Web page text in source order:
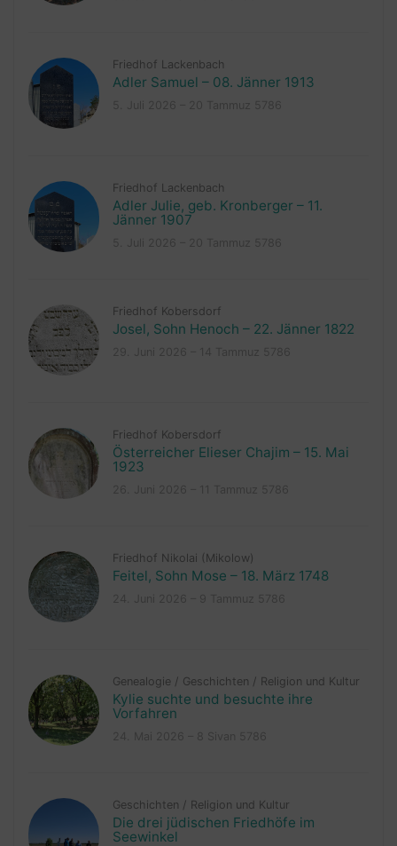
Friedhof Lackenbach
Adler Samuel – 08. Jänner 1913
Friedhof Lackenbach
Adler Julie, geb. Kronberger – 11.
Jänner 1907
Friedhof Kobersdorf
Josel, Sohn Henoch – 22. Jänner 1822
Friedhof Kobersdorf
Österreicher Elieser Chajim – 15. Mai
1923
Friedhof Nikolai (Mikolow)
Feitel, Sohn Mose – 18. März 1748
Genealogie / Geschichten / Religion und Kultur
Kylie suchte und besuchte ihre
Vorfahren
Geschichten / Religion und Kultur
Die drei jüdischen Friedhöfe im
Seewinkel